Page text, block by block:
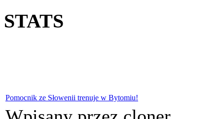
STATS
Pomocnik ze Słowenii trenuje w Bytomiu!